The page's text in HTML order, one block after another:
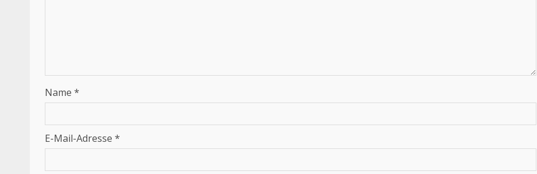
Name *
E-Mail-Adresse *